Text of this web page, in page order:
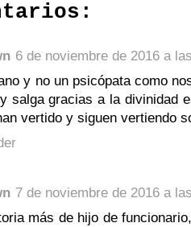
6 de noviembre de 2016 a
y no un psicópata como
salga gracias a la divinidad
vertido y siguen vertiendo
7 de noviembre de 2016 a
más de hijo de